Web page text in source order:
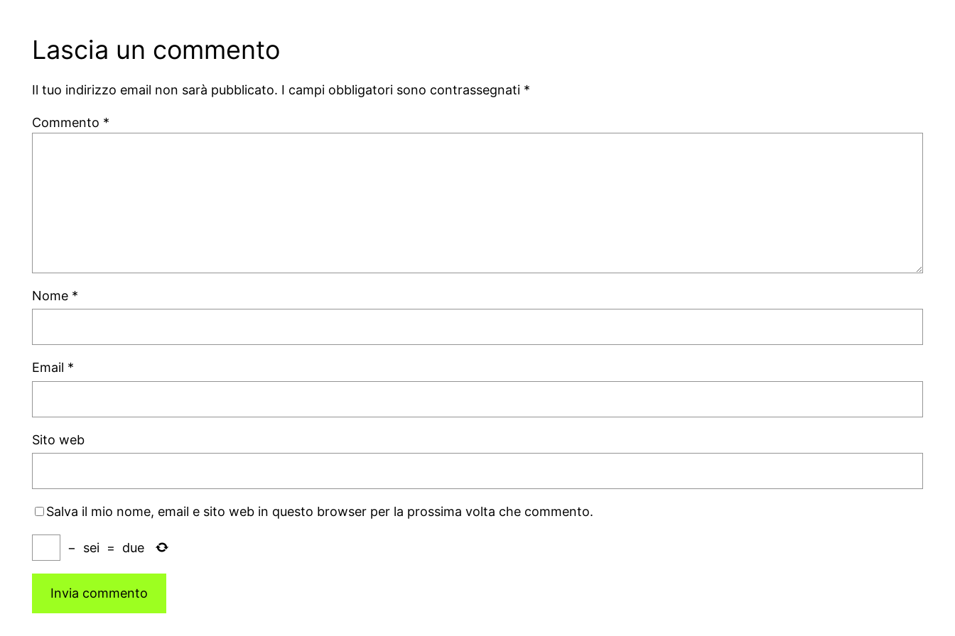
Lascia un commento
Il tuo indirizzo email non sarà pubblicato. I campi obbligatori sono contrassegnati *
Commento *
Nome *
Email *
Sito web
Salva il mio nome, email e sito web in questo browser per la prossima volta che commento.
− sei = due